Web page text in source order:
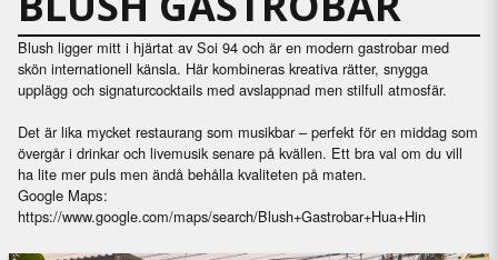
Blush ligger mitt i hjärtat av Soi 94 och är en modern gastrobar med
skön internationell känsla. Här kombineras kreativa rätter, snygga
upplägg och signaturcocktails med avslappnad men stilfull atmosfär.
Det är lika mycket restaurang som musikbar – perfekt för en middag som
övergår i drinkar och livemusik senare på kvällen. Ett bra val om du vill
ha lite mer puls men ändå behålla kvaliteten på maten.
Google Maps:
https://www.google.com/maps/search/Blush+Gastrobar+Hua+Hin